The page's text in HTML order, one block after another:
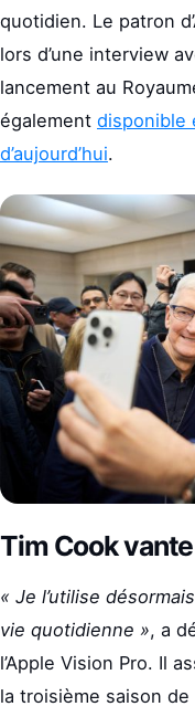
quotidien. Le patron
lors d’une interview
lancement au
également disponible
d’aujourd’hui.
Tim Cook
« Je l’utilise
vie quotidienne », a
l’Apple Vision Pro. Il
la troisième saison de